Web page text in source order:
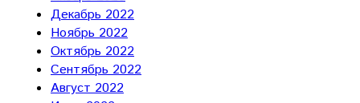
Декабрь 2022
Ноябрь 2022
Октябрь 2022
Сентябрь 2022
Август 2022